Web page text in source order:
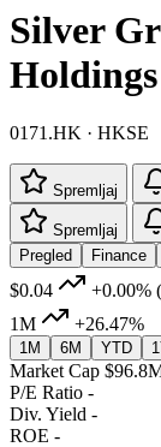
Silver
0171.HK · HKSE
Spremljaj
Spremljaj
Pregled
Finance
$0.04 +0.00%
1M
+26.47%
1M 6M YTD
Market Cap
P/E Ratio -
Div. Yield -
ROE -